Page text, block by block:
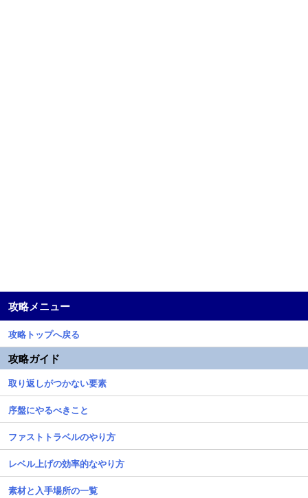
攻略メニュー
攻略トップへ戻る
攻略ガイド
取り返しがつかない要素
序盤にやるべきこと
ファストトラベルのやり方
レベル上げの効率的なやり方
素材と入手場所の一覧